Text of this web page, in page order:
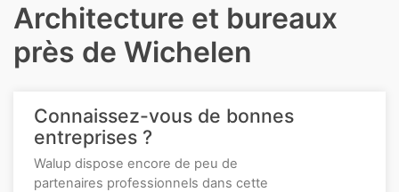
Architecture et bureaux
près de Wichelen
Connaissez-vous de bonnes
entreprises ?
Walup dispose encore de peu de
partenaires professionnels dans cette